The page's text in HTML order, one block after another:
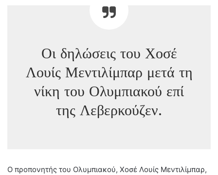
Οι δηλώσεις του Χοσέ
Λουίς Μεντιλίμπαρ μετά τη
νίκη του Ολυμπιακού επί
της Λεβερκούζεν.
Ο προπονητής του Ολυμπιακού, Χοσέ Λουίς Μεντιλίμπαρ,